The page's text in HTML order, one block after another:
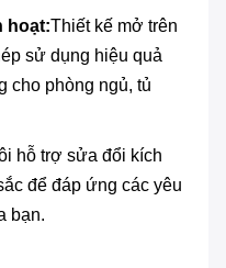
hoạt:Thiết kế mở trên
sử dụng hiệu quả
cho phòng ngủ, tủ
hỗ trợ sửa đổi kích
để đáp ứng các yêu
bạn.